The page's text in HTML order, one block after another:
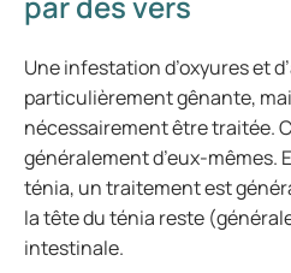
Une infestation d’oxyures et
particulièrement gênante,
nécessairement être traitée.
généralement d’eux-mêmes.
ténia, un traitement est
la tête du ténia reste
intestinale.